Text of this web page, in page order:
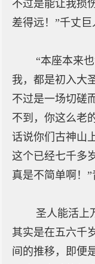
不过是能让我损
差得远！”千丈巨
“本座本来也
我，都是初入大
不过是一场切磋
不到，你这么老
话说你们古神山
这个已经七千多
真是不简单啊！”
圣人能活上万
其实是在五六千
间的推移，即便